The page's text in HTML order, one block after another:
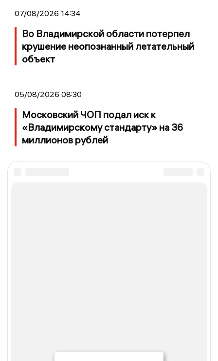
07/08/2026 14:34
Во Владимирской области потерпел
крушение неопознанный летательный
объект
05/08/2026 08:30
Московский ЧОП подал иск к
«Владимирскому стандарту» на 36
миллионов рублей